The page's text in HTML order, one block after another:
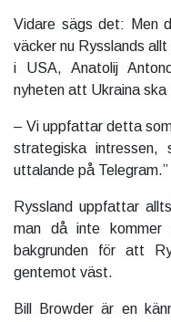
Vidare sägs det:
Men
väcker nu Rysslands
i USA, Anatolij
nyheten att Ukraina ska
– Vi uppfattar detta
strategiska intressen,
uttalande på Telegram.”
Ryssland uppfattar
man då inte
bakgrunden för att
gentemot väst.
Bill Browder är en